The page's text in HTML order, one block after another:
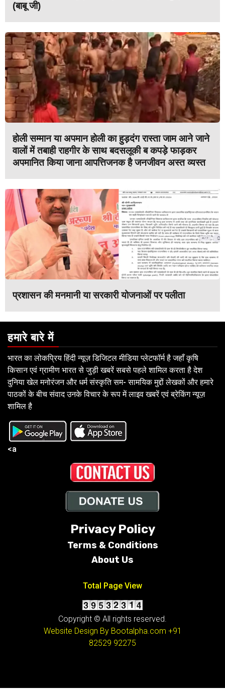
(बाबू जी)
होली सम्मान या अपमान होली का हुड़दंग रास्ता जाम आने जाने
वालों में तबाही राहगीर के साथ बदसलूकी ब कपड़े फाड़कर
अपमानित किया जाना आपत्तिजनक है जनजीवन अस्त व्यस्त
प्रशासन की मनमानी या सरकारी योजनाओं पर पलीता
हमारे बारे में
भारत का लोकप्रिय हिंदी न्यूज़ डिजिटल मीडिया प्लेटफॉर्म है जहाँ कृषि
किसान एवं ग्रामीण भारत से जुड़ी खबरें सबसे पहले शामिल करता है देश
दुनिया खेल मनोरंजन और धर्म संस्कृति सम- सामयिक मुद्दों लेखकों और हमारे
पाठकों के बीच संवाद उनके विचार के रूप में लाइव खबरें एवं ब्रेकिंग न्यूज़
शामिल है
<a
Privacy Policy
Terms & Conditions
About Us
Total Page View
Copyright © All rights reserved.
Website Design By Bootalpha.com +91
82529 92275